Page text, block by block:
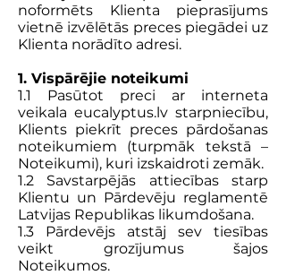
noformēts Klienta pieprasījums
vietnē izvēlētās preces piegādei uz
Klienta norādīto adresi.
1. Vispārējie noteikumi
1.1 Pasūtot preci ar interneta
veikala eucalyptus.lv starpniecību,
Klients piekrīt preces pārdošanas
noteikumiem (turpmāk tekstā –
Noteikumi), kuri izskaidroti zemāk.
1.2 Savstarpējās attiecības starp
Klientu un Pārdevēju reglamentē
Latvijas Republikas likumdošana.
1.3 Pārdevējs atstāj sev tiesības
veikt grozījumus šajos
Noteikumos.